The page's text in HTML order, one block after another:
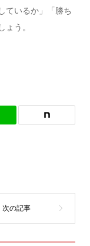
ているか」「勝ち
う。